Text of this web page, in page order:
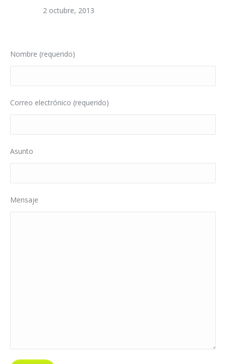
2 octubre, 2013
Nombre (requerido)
Correo electrónico (requerido)
Asunto
Mensaje